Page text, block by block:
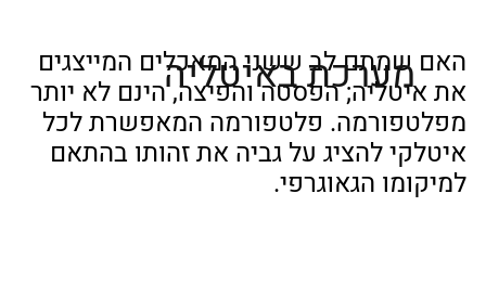
האם שמתם לב ששני המאכלים המייצגים
את איטליה; הפסטה והפיצה, הינם לא יותר
מפלטפורמה. פלטפורמה המאפשרת לכל
איטלקי להציג על גביה את זהותו בהתאם
למיקומו הגאוגרפי.
מערכת באיטליה